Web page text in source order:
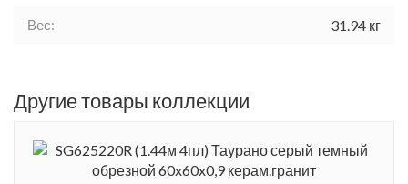
Вес: 31.94 кг
Другие товары коллекции